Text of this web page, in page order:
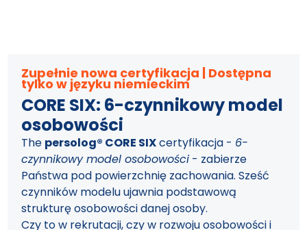
Zupełnie nowa certyfikacja | Dostępna
tylko w języku niemieckim
CORE SIX: 6-czynnikowy model
osobowości
The persolog® CORE SIXcertyfikacja - 6-
czynnikowy model osobowości - zabierze
Państwa pod powierzchnię zachowania. Sześć
czynników modelu ujawnia podstawową
strukturę osobowości danej osoby.
Czy to w rekrutacji, czy w rozwoju osobowości i